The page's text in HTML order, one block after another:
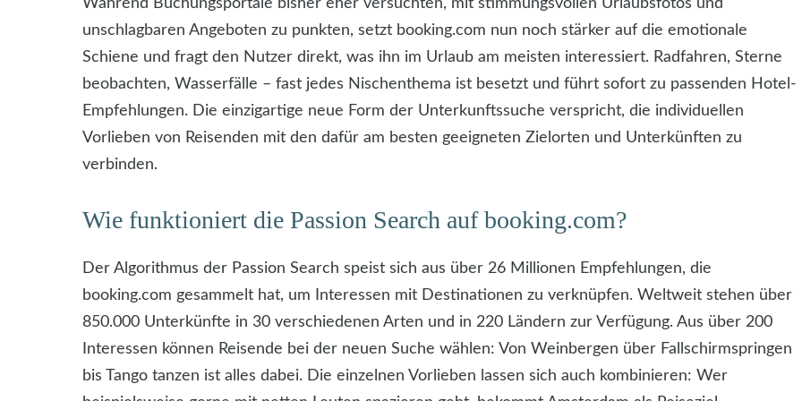
Während Buchungsportale bisher eher versuchten, mit stimmungsvollen Urlaubsfotos und
unschlagbaren Angeboten zu punkten, setzt booking.com nun noch stärker auf die emotionale
Schiene und fragt den Nutzer direkt, was ihn im Urlaub am meisten interessiert. Radfahren, Sterne
beobachten, Wasserfälle – fast jedes Nischenthema ist besetzt und führt sofort zu passenden Hotel-
Empfehlungen. Die einzigartige neue Form der Unterkunftssuche verspricht, die individuellen
Vorlieben von Reisenden mit den dafür am besten geeigneten Zielorten und Unterkünften zu
verbinden.
Wie funktioniert die Passion Search auf booking.com?
Der Algorithmus der Passion Search speist sich aus über 26 Millionen Empfehlungen, die
booking.com gesammelt hat, um Interessen mit Destinationen zu verknüpfen. Weltweit stehen über
850.000 Unterkünfte in 30 verschiedenen Arten und in 220 Ländern zur Verfügung. Aus über 200
Interessen können Reisende bei der neuen Suche wählen: Von Weinbergen über Fallschirmspringen
bis Tango tanzen ist alles dabei. Die einzelnen Vorlieben lassen sich auch kombinieren: Wer